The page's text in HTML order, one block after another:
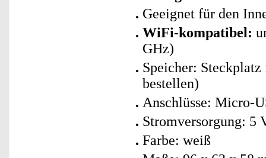
Geeignet für den
WiFi-kompatibel:
GHz)
Speicher:
bestellen)
Anschlüsse: Micro-
Stromversorgung: 5
Farbe: weiß